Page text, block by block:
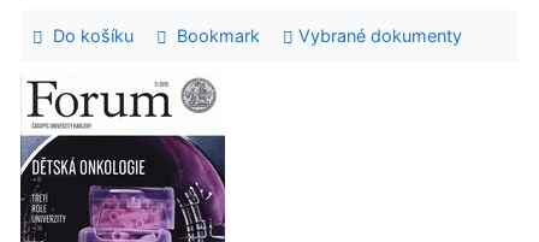
Do košíku Bookmark Vybrané dokumenty